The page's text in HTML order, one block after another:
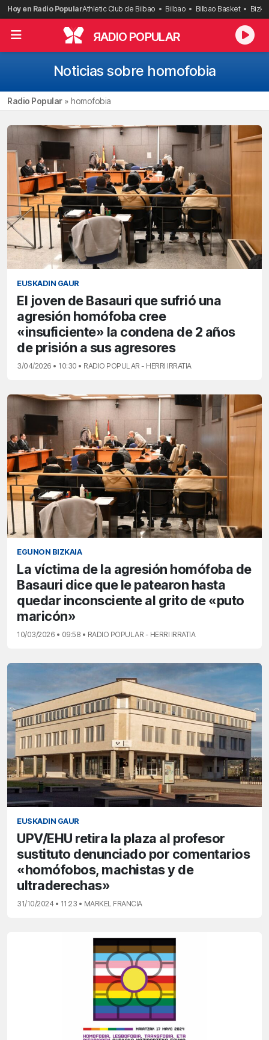
Saltar
al
contenido
Hoy en Radio PopularAthletic Club de Bilbao Bilbao Bilbao Basket
RADIO POPULAR
Noticias sobre homofobia
Radio Popular» homofobia
EUSKADIN GAUR
El joven de Basauri que sufrió una
agresión homófoba cree
«insuficiente» la condena de 2 años
de prisión a sus agresores
3/04/2026 • 10:30 • RADIO POPULAR - HERRI IRRATIA
EGUNON BIZKAIA
La víctima de la agresión homófoba de
Basauri dice que le patearon hasta
quedar inconsciente al grito de «puto
maricón»
10/03/2026 • 09:58 • RADIO POPULAR - HERRI IRRATIA
EUSKADIN GAUR
UPV/EHU retira la plaza al profesor
sustituto denunciado por comentarios
«homófobos, machistas y de
ultraderechas»
31/10/2024 • 11:23 • MARKEL FRANCIA